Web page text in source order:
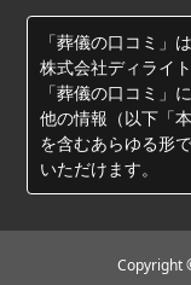
「葬儀の口コミ」
株式会社ディライ
「葬儀の口コミ」
他の情報（以下「
を含むあらゆる形
いただけます。
Copyright